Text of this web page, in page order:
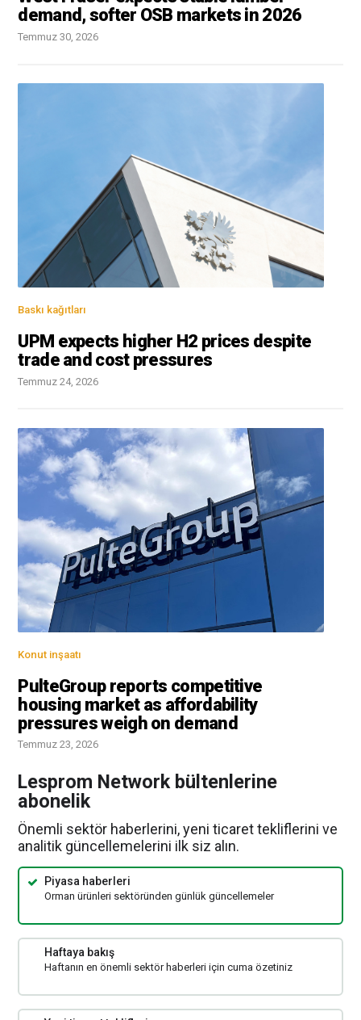
demand, softer OSB markets in 2026
Temmuz 30, 2026
Baskı kağıtları
UPM expects higher H2 prices despite
trade and cost pressures
Temmuz 24, 2026
Konut inşaatı
PulteGroup reports competitive
housing market as affordability
pressures weigh on demand
Temmuz 23, 2026
Lesprom Network bültenlerine
abonelik
Önemli sektör haberlerini, yeni ticaret tekliflerini ve
analitik güncellemelerini ilk siz alın.
Piyasa haberleri
Orman ürünleri sektöründen günlük güncellemeler
Haftaya bakış
Haftanın en önemli sektör haberleri için cuma özetiniz